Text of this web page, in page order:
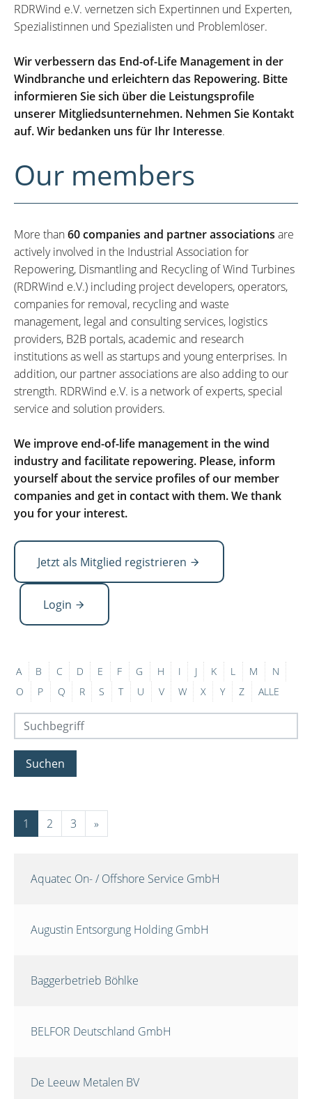
RDRWind e.V. vernetzen sich Expertinnen und Experten,
Spezialistinnen und Spezialisten und Problemlöser.
Wir verbessern das End-of-Life Management in der
Windbranche und erleichtern das Repowering. Bitte
informieren Sie sich über die Leistungsprofile
unserer Mitgliedsunternehmen. Nehmen Sie Kontakt
auf. Wir bedanken uns für Ihr Interesse.
Our members
More than60 companies and partner associations are
actively involved in the Industrial Association for
Repowering, Dismantling and Recycling of Wind Turbines
(RDRWind e.V.) including project developers, operators,
companies for removal, recycling and waste
management, legal and consulting services, logistics
providers, B2B portals, academic and research
institutions as well as startups and young enterprises. In
addition, our partner associations are also adding to our
strength. RDRWind e.V. is a network of experts, special
service and solution providers.
We improve end-of-life management in the wind
industry and facilitate repowering. Please, inform
yourself about the service profiles of our member
companies and get in contact with them. We thank
you for your interest.
Jetzt als Mitglied registrieren
Login
A B C D E F G H I J K L M
N
O
P Q R S T U V W X Y Z ALLE
Suchen
1 2 3 »
Aquatec On- / Offshore Service GmbH
Augustin Entsorgung Holding GmbH
Baggerbetrieb Böhlke
BELFOR Deutschland GmbH
De Leeuw Metalen BV